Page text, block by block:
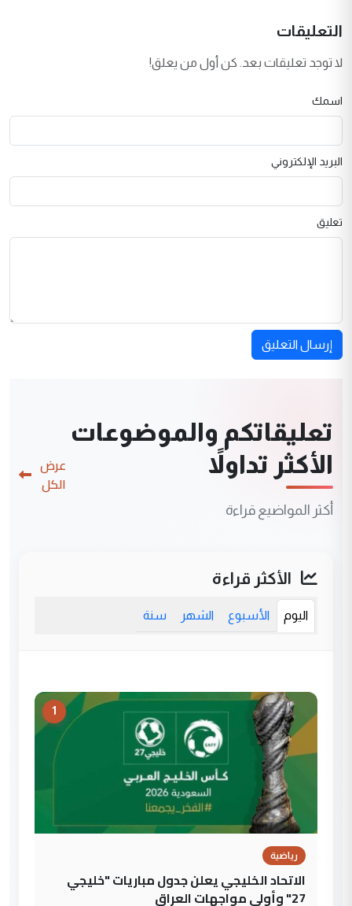
التعليقات
لا توجد تعليقات بعد. كن أول من يعلق!
اسمك
البريد الإلكتروني
تعليق
إرسال التعليق
تعليقاتكم والموضوعات
الأكثر تداولاً
أكثر المواضيع قراءة
عرض
الكل
الأكثر قراءة
اليوم الأسبوع الشهر سنة
1
رياضية
الاتحاد الخليجي يعلن جدول مباريات "خليجي
27" وأولى مواجهات العراق